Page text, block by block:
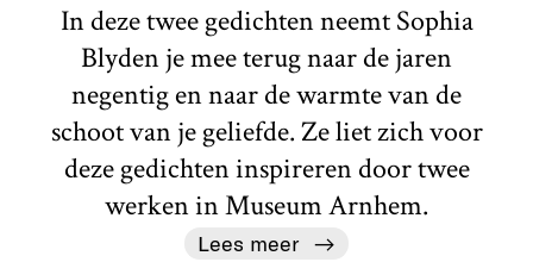
In deze twee gedichten neemt Sophia
Blyden je mee terug naar de jaren
negentig en naar de warmte van de
schoot van je geliefde. Ze liet zich voor
deze gedichten inspireren door twee
werken in Museum Arnhem.
Lees meer